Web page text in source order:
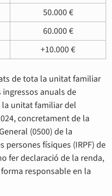
50.000 €
60.000 €
+10.000 €
de tota la unitat familiar
anuals de
unitat familiar del
concretament de la
(0500) de la
persones físiques (IRPF) de
fer declaració de la renda,
responsable en la